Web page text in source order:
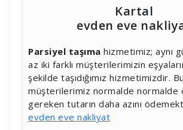
Kartal
evden eve
Parsiyel taşıma hizmetimiz; aynı
az iki farklı müşterilerimizin
şekilde taşıdığımız hizmetimizdir.
müşterilerimiz normalde normalde
gereken tutarın daha azını
evden eve nakliyat